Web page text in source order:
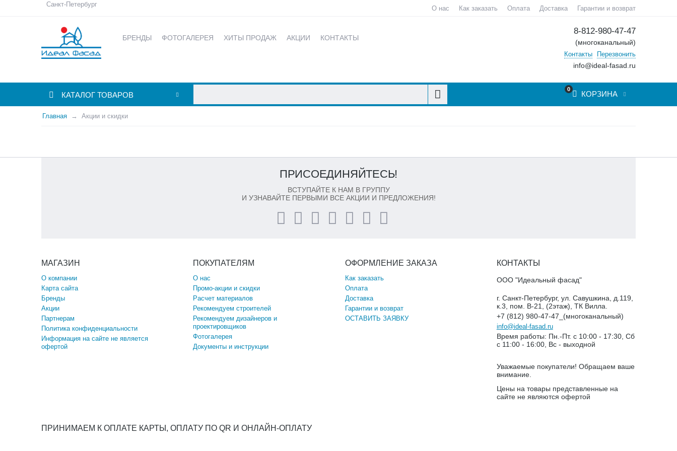
Санкт-Петербург
О нас Как заказать Оплата Доставка Гарантии и возврат
БРЕНДЫ ФОТОГАЛЕРЕЯ ХИТЫ ПРОДАЖ АКЦИИ КОНТАКТЫ
8-812-980-47-47
(многоканальный)
Контакты Перезвонить
info@ideal-fasad.ru
КАТАЛОГ ТОВАРОВ
0
КОРЗИНА
Главная Акции и скидки
ПРИСОЕДИНЯЙТЕСЬ!
ВСТУПАЙТЕ К НАМ В ГРУППУ
И УЗНАВАЙТЕ ПЕРВЫМИ ВСЕ АКЦИИ И ПРЕДЛОЖЕНИЯ!
МАГАЗИН
О компании
Карта сайта
Бренды
Акции
Партнерам
Политика конфиденциальности
Информация на сайте не является
офертой
ПОКУПАТЕЛЯМ
О нас
Промо-акции и скидки
Расчет материалов
Рекомендуем строителей
Рекомендуем дизайнеров и
проектировщиков
Фотогалерея
Документы и инструкции
ОФОРМЛЕНИЕ ЗАКАЗА
Как заказать
Оплата
Доставка
Гарантии и возврат
ОСТАВИТЬ ЗАЯВКУ
КОНТАКТЫ
ООО "Идеальный фасад"
г. Санкт-Петербург, ул. Савушкина, д.119,
к.3, пом. В-21, (2этаж), ТК Вилла.
+7 (812) 980-47-47_(многоканальный)
info@ideal-fasad.ru
Время работы: Пн.-Пт. с 10:00 - 17:30, Сб
с 11:00 - 16:00, Вс - выходной
Уважаемые покупатели! Обращаем ваше
внимание.
Цены на товары представленные на
сайте не являются офертой
ПРИНИМАЕМ К ОПЛАТЕ КАРТЫ, ОПЛАТУ ПО QR И ОНЛАЙН-ОПЛАТУ